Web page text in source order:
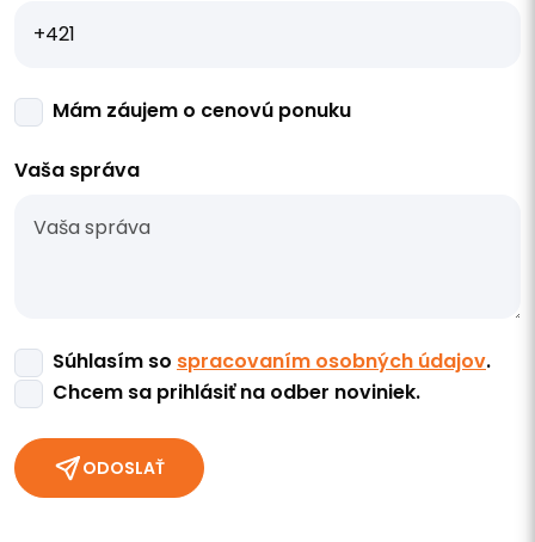
Mám záujem o cenovú ponuku
Vaša správa
Súhlasím so spracovaním osobných údajov.
Chcem sa prihlásiť na odber noviniek.
ODOSLAŤ